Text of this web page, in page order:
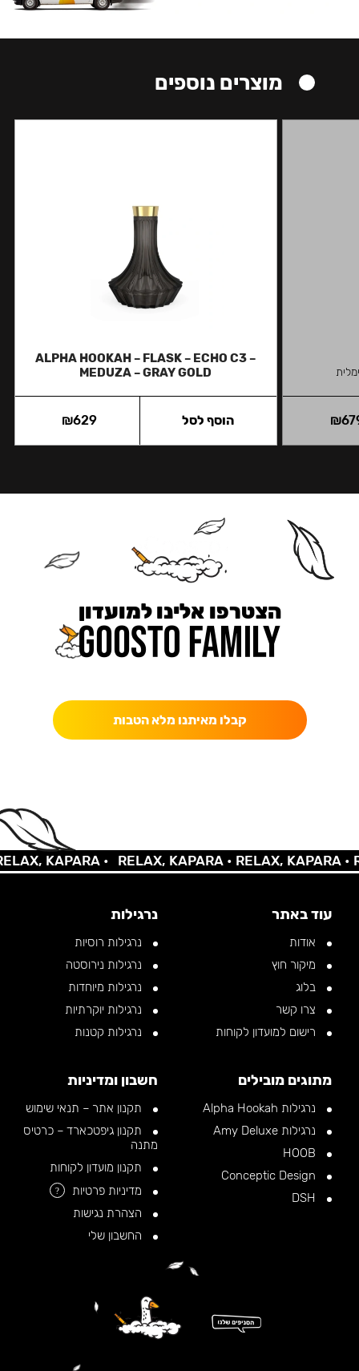
מוצרים נוספים
₪
ALPHA HOOKAH – FLASK – ECHO C3 –
MEDUZA – GRAY GOLD
₪629 הוסף לסל
הצטרפו אלינו למועדון
קבלו מאיתנו מלא הטבות
KAPARA • RELAX, KAPARA •RELAX, KAPARA •
עוד באתר
אודות
מיקור חוץ
בלוג
צרו קשר
רישום למועדון לקוחות
נרגילות
נרגילות רוסיות
נרגילות נירוסטה
נרגילות מיוחדות
נרגילות יוקרתיות
נרגילות קטנות
מתוגים מובילים
נרגילות Alpha Hookah
נרגילות Amy Deluxe
חשבון ומדיניות
תקנון אתר – תנאי שימוש
תקנון גיפטכארד – כרטיס
מתנה
תקנון מועדון לקוחות
מדיניות פרטיות
?
הצהרת נגישות
החשבון שלי